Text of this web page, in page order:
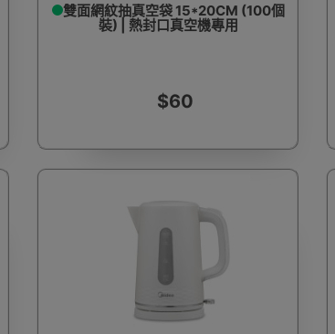
雙面網紋抽真空袋 15*20CM (100個
裝) | 熱封口真空機專用
$60